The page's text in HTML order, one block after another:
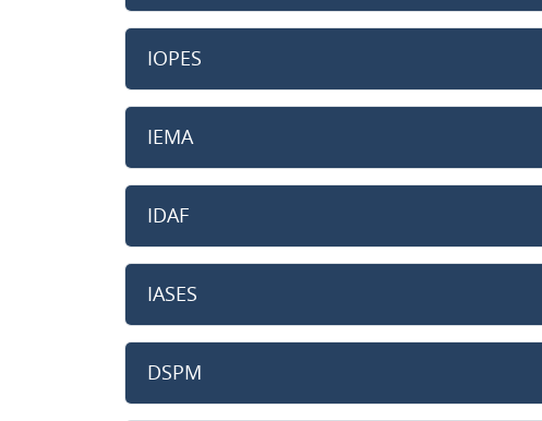
IOPES
IEMA
IDAF
IASES
DSPM